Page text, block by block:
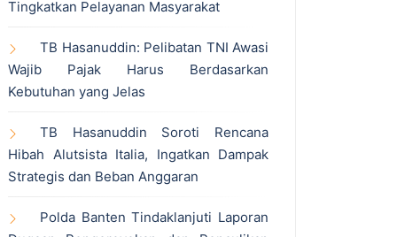
Tingkatkan Pelayanan Masyarakat
TB Hasanuddin: Pelibatan TNI Awasi
Wajib Pajak Harus Berdasarkan
Kebutuhan yang Jelas
TB Hasanuddin Soroti Rencana
Hibah Alutsista Italia, Ingatkan Dampak
Strategis dan Beban Anggaran
Polda Banten Tindaklanjuti Laporan